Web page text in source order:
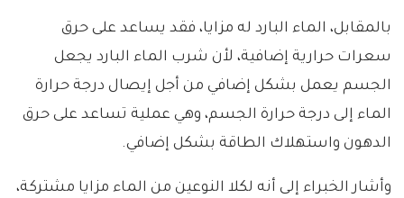
بالمقابل، الماء البارد له مزايا، فقد يساعد على حرق
سعرات حرارية إضافية، لأن شرب الماء البارد يجعل
الجسم يعمل بشكل إضافي من أجل إيصال درجة حرارة
الماء إلى درجة حرارة الجسم، وهي عملية تساعد على حرق
الدهون واستهلاك الطاقة بشكل إضافي.
وأشار الخبراء إلى أنه لكلا النوعين من الماء مزايا مشتركة،